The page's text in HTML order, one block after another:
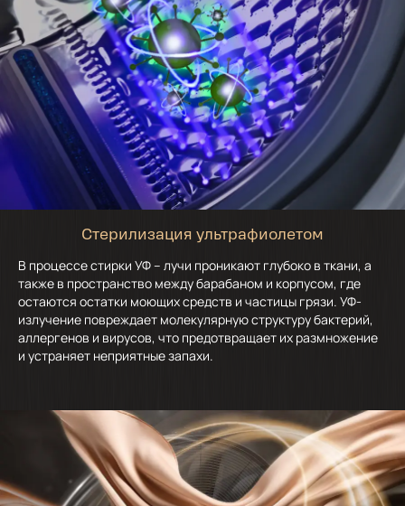
Стерилизация ультрафиолетом
В процессе стирки УФ – лучи проникают глубоко в ткани, а
также в пространство между барабаном и корпусом, где
остаются остатки моющих средств и частицы грязи. УФ-
излучение повреждает молекулярную структуру бактерий,
аллергенов и вирусов, что предотвращает их размножение
и устраняет неприятные запахи.